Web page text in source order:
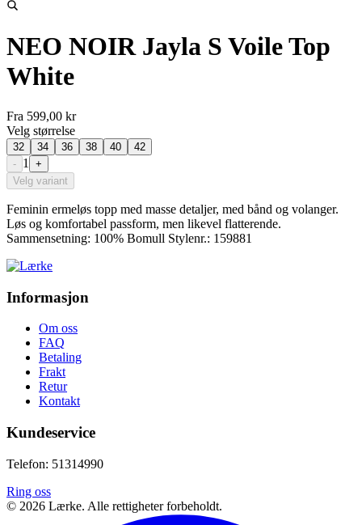
NEO NOIR Jayla S Voile Top
White
Fra 599,00 kr
Velg størrelse
32 34 36 38 40
42
- 1
+
Velg variant
Feminin ermeløs topp med masse detaljer, med bånd og volanger.
Løs og komfortabel passform, men likevel flatterende.
Sammensetning: 100% Bomull Stylenr.: 159881
Informasjon
Om oss
FAQ
Betaling
Frakt
Retur
Kontakt
Kundeservice
Telefon: 51314990
Ring oss
© 2026 Lærke. Alle rettigheter forbeholdt.